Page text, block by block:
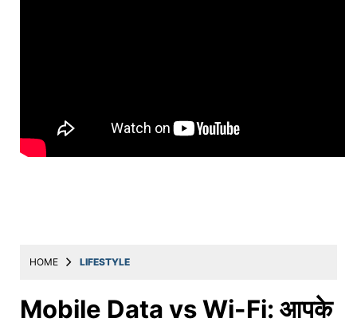
ट्रॅव्हल
खाना
HOME LIFESTYLE
Mobile Data vs Wi-Fi: आपके